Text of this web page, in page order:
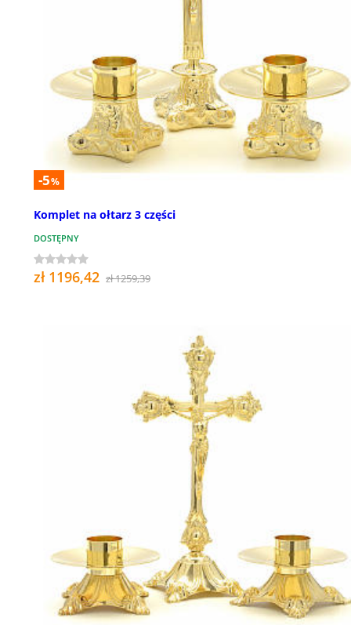
-5%
Komplet na ołtarz 3 części
DOSTĘPNY
zł 1196,42 zł 1259,39